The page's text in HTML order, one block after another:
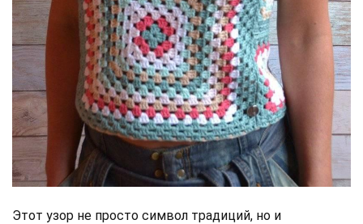
Этот узор не просто символ традиций, но и